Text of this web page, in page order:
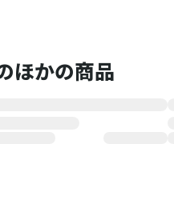
ほかの商品